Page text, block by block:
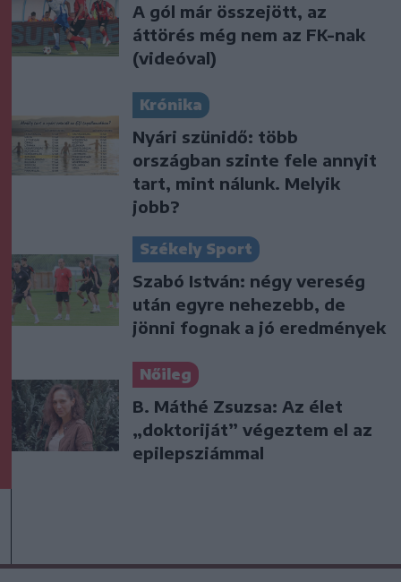
A gól már összejött, az
áttörés még nem az FK-nak
(videóval)
Krónika
Nyári szünidő: több
országban szinte fele annyit
tart, mint nálunk. Melyik
jobb?
Székely Sport
Szabó István: négy vereség
után egyre nehezebb, de
jönni fognak a jó eredmények
Nőileg
B. Máthé Zsuzsa: Az élet
„doktoriját” végeztem el az
epilepsziámmal